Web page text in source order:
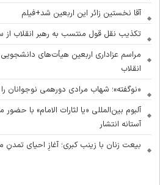
آقا نخستین زائر این اربعین شد+فیلم
تکذیب نقل قول منتسب به رهبر انقلاب
مراسم عزاداری اربعین هیأت‌های
انقلاب
«نوگفته»؛ شهاب مرادی دورهمی نوجوانان را
آلبوم بین‌المللی «یا لثارات الامام» با
آستانه انتشار
بیعت زنان با زینب کبری؛ آغازِ احیای